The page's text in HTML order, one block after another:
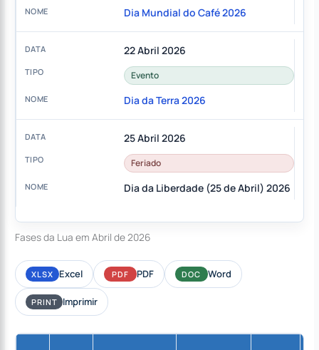
Dia Mundial do Café 2026
22 Abril 2026
Evento
Dia da Terra 2026
25 Abril 2026
Feriado
Dia da Liberdade (25 de Abril) 2026
Fases da Lua em Abril de 2026
XLSX Excel PDF PDF DOC Word
PRINT Imprimir